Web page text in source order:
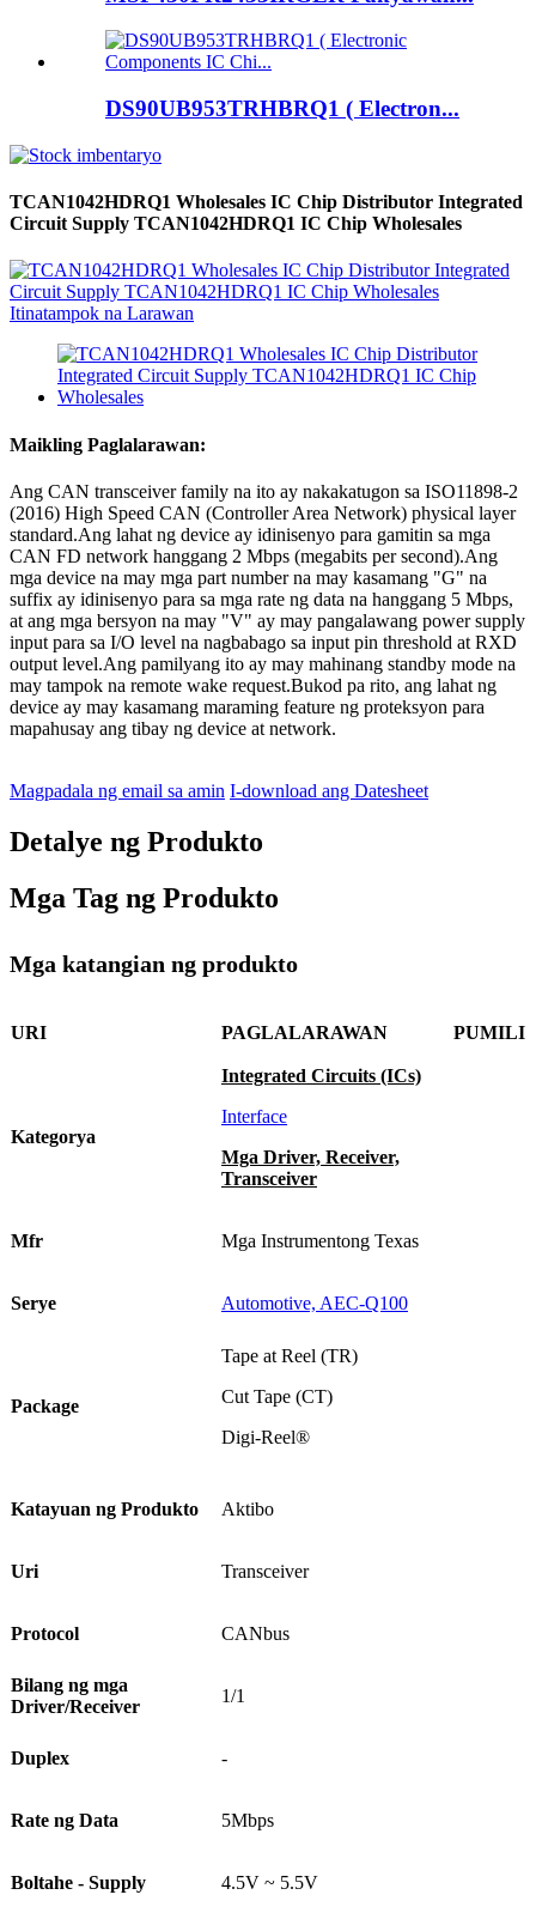
DS90UB953TRHBRQ1 ( Electron...
TCAN1042HDRQ1 Wholesales IC Chip Distributor Integrated
Circuit Supply TCAN1042HDRQ1 IC Chip Wholesales
Maikling Paglalarawan:
Ang CAN transceiver family na ito ay nakakatugon sa ISO11898-2
(2016) High Speed ​​CAN (Controller Area Network) physical layer
standard.Ang lahat ng device ay idinisenyo para gamitin sa mga
CAN FD network hanggang 2 Mbps (megabits per second).Ang
mga device na may mga part number na may kasamang "G" na
suffix ay idinisenyo para sa mga rate ng data na hanggang 5 Mbps,
at ang mga bersyon na may "V" ay may pangalawang power supply
input para sa I/O level na nagbabago sa input pin threshold at RXD
output level.Ang pamilyang ito ay may mahinang standby mode na
may tampok na remote wake request.Bukod pa rito, ang lahat ng
device ay may kasamang maraming feature ng proteksyon para
mapahusay ang tibay ng device at network.
Magpadala ng email sa amin I-download ang Datesheet
Detalye ng Produkto
Mga Tag ng Produkto
Mga katangian ng produkto
URI PAGLALARAWAN PUMILI
Kategorya
Integrated Circuits (ICs)
Interface
Mga Driver, Receiver,
Transceiver
Mfr Mga Instrumentong Texas
Serye Automotive, AEC-Q100
Package
Tape at Reel (TR)
Cut Tape (CT)
Digi-Reel®
Katayuan ng Produkto Aktibo
Uri Transceiver
Protocol CANbus
Bilang ng mga
Driver/Receiver
1/1
Duplex -
Rate ng Data 5Mbps
Boltahe - Supply 4.5V ~ 5.5V